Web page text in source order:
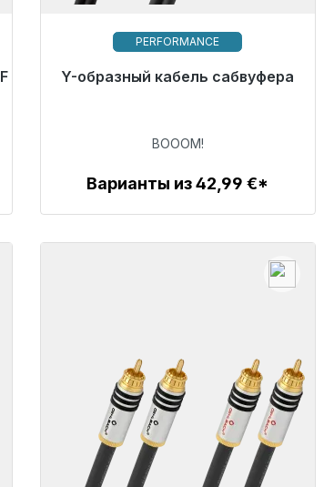
PERFORMANCE
Y-образный кабель сабвуфера
Скоро снова будет доступен
Детали
BOOOM!
Варианты из 42,99 €*